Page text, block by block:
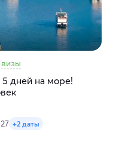
5 дней на море!
+2 даты